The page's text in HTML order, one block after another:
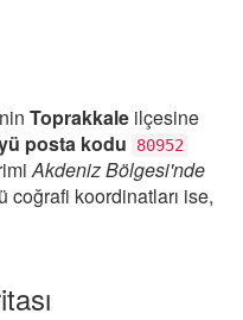
Toprakkale ilçesine
posta kodu 80952
Akdeniz Bölgesi'nde
coğrafi koordinatları ise,